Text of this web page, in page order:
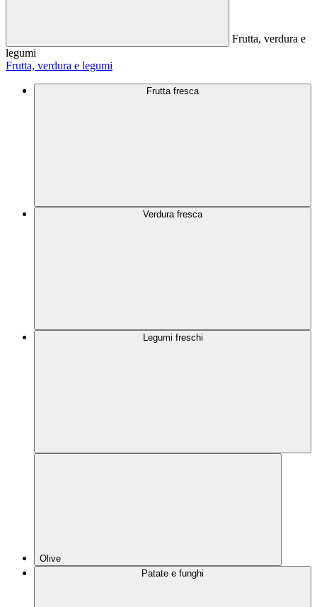
Frutta, verdura e
legumi
Frutta, verdura e legumi
Frutta fresca
Verdura fresca
Legumi freschi
Olive
Patate e funghi